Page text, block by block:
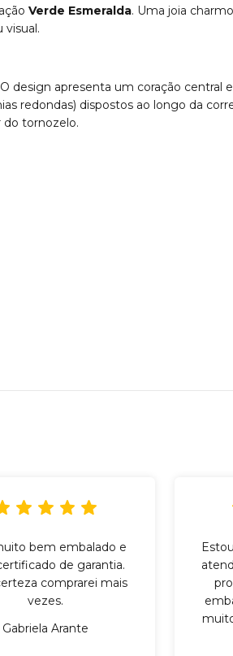
Verde Esmeralda. Uma joia
visual.
design apresenta um coração central
redondas) dispostos ao longo da
do tornozelo.
bem embalado e
de garantia.
comprarei mais
vezes.
Gabriela Arante